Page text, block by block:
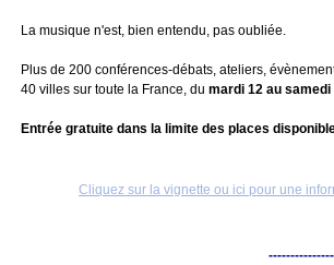
La musique n'est, bien entendu, pas oubliée.
Plus de 200 conférences-débats, ateliers,
40 villes sur toute la France, du mardi 12 au
Entrée gratuite dans la limite des places
Cliquez sur la vignette ou ici pour une